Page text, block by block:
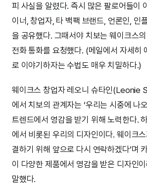
피 사실을 알렸다. 즉시 많은 팔로어들이
이너, 창업자, 타 백팩 브랜드, 언론인, 인
을 공유했다. 그때서야 치보는 웨이크스
전화 통화를 요청했다. (메일에서 자세히
로 이야기하자는 수법도 매우 치밀하다.)
웨이크스 창업자 레오니 슈타인(Leonie
에서 치보의 관계자는 ‘우리는 시중에 나
트렌드에서 영감을 받기 위해 노력한다.
에서 비롯된 우리의 디자인이다. 웨이크
결하기 위해 앞으로 다시 연락하겠다’며
이 다양한 제품에서 영감을 받은 디자인
말했다.